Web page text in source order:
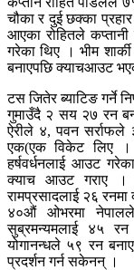
चौका र दुई छक्का
आएका रोहितले
गरेका थिए । भीम
बनाएपछि क्याचआउट
टस जितेर ब्याटिङ गर्ने
गुमाउँदै २ सय २७ रन
ऐरीले ४, पवन सर्राफले
एक(एक विकेट लिए ।
हर्षवर्धनलाई आउट
क्याच आउट गराए ।
रामप्रसादलाई २६
४०औं ओभरमा
सुब्रमन्यमलाई ४५
योगानन्धले ५९ रन
प्रदर्शन गर्न सकेनन् ।